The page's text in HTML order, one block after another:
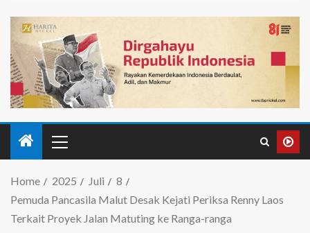
Home 2025 Juli
8
Pemuda Pancasila Malut Desak Kejati Periksa Renny Laos
Terkait Proyek Jalan Matuting ke Ranga-ranga